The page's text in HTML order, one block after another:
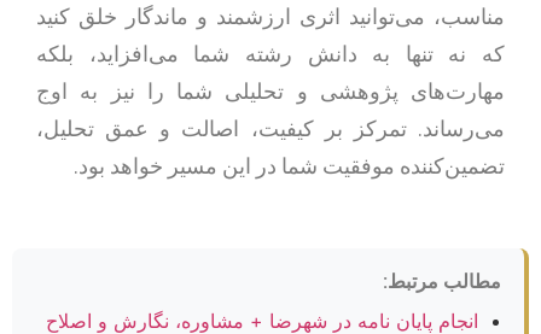
مناسب، می‌توانید اثری ارزشمند و ماندگار خلق کنید
که نه تنها به دانش رشته شما می‌افزاید، بلکه
مهارت‌های پژوهشی و تحلیلی شما را نیز به اوج
می‌رساند. تمرکز بر کیفیت، اصالت و عمق تحلیل،
تضمین‌کننده موفقیت شما در این مسیر خواهد بود.
مطالب مرتبط:
انجام پایان نامه در شهرضا + مشاوره، نگارش و اصلاح